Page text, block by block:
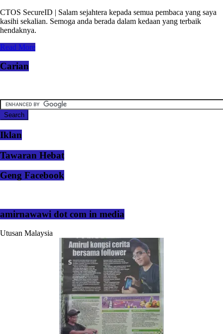
CTOS SecureID | Salam sejahtera kepada semua pembaca yang saya
kasihi sekalian. Semoga anda berada dalam kedaan yang terbaik
hendaknya.
Read More
Carian
Iklan
Tawaran Hebat
Geng Facebook
amirnawawi dot com in media
Utusan Malaysia